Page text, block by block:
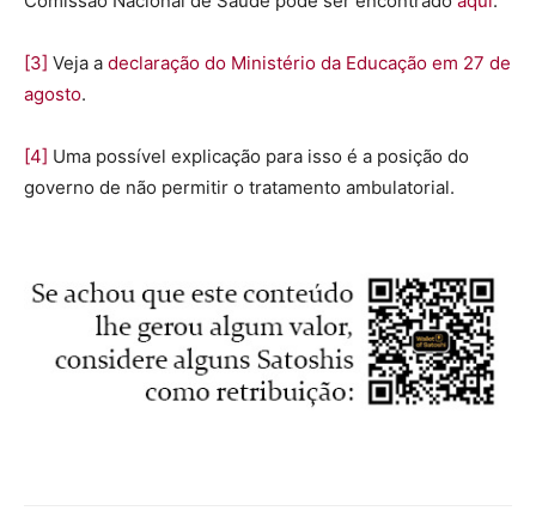
[3] Veja a declaração do Ministério da Educação em 27 de
agosto.
[4] Uma possível explicação para isso é a posição do
governo de não permitir o tratamento ambulatorial.